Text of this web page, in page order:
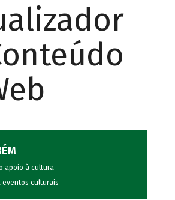
apoio à cultura
eventos culturais